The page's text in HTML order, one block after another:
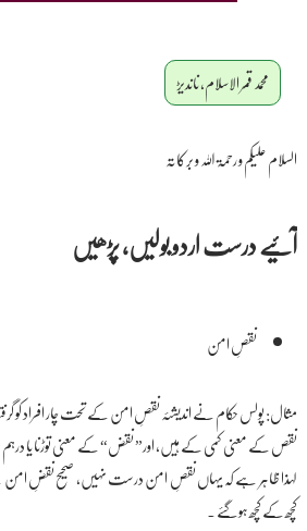
محمد قمر الاسلام، ناندیڑ
السلام علیکم و رحمۃ اللہ و برکاتہ
آئیے درست اردو بولیں، پڑھیں
نقصِ امن
مثال: پولس حکام نے اندیشئہ نقصِ امن کے تحت چار افراد کو
نقص کے معنی کمی کے ہیں، اور” نقض“ کے معنی توڑنا یا درہم
لہذا ظاہر ہے کہ یہاں نقصِ امن درست نہیں، صحیح نقضِ
کچھ کے کچھ ہوگئے ۔